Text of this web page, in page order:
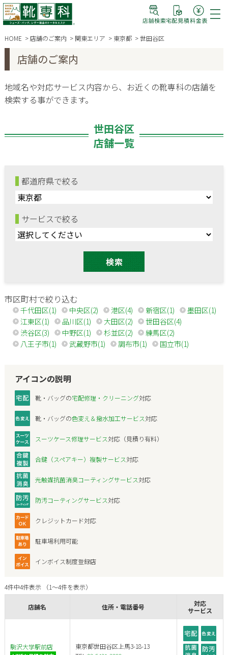
HOME 店舗のご案内 関東エリア 東京都 世田谷区
店舗のご案内
地域名や対応サービス内容から、お近くの靴専科の店舗を
検索する事ができます。
世田谷区
店舗一覧
都道府県で絞る
サービスで絞る
市区町村で絞り込む
千代田区(1) 中央区(2) 港区(4) 新宿区(1)
墨田区(1)
江東区(1)
品川区(1) 大田区(2)
世田谷区(4)
渋谷区(3)
中野区(1) 杉並区(2)
練馬区(2)
八王子市(1)
武蔵野市(1) 調布市(1) 国立市(1)
アイコンの説明
靴・バッグの宅配修理・クリーニング対応
靴・バッグの色変え＆撥水加工サービス対応
スーツケース修理サービス対応（見積り有料）
合鍵（スペアキー）複製サービス対応
光触媒抗菌消臭コーティングサービス対応
防汚コーティングサービス対応
クレジットカード対応
駐車場利用可能
インボイス制度登録店
4件中4件表示 （1～4件を表示）
店舗名 住所・電話番号
対応
サービス
駒沢大学駅前店
東京都世田谷区上馬3-18-13